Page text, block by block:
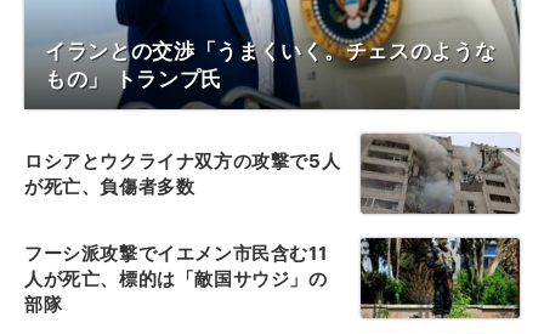
イランとの交渉「うまくいく。チェスのような
もの」 トランプ氏
ロシアとウクライナ双方の攻撃で5人
が死亡、負傷者多数
フーシ派攻撃でイエメン市民含む11
人が死亡、標的は「敵国サウジ」の
部隊